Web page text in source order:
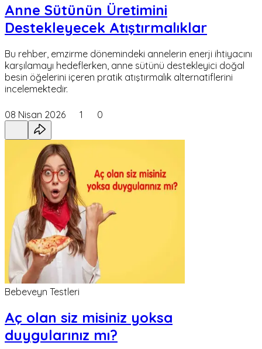
Anne Sütünün Üretimini
Destekleyecek Atıştırmalıklar
Bu rehber, emzirme dönemindeki annelerin enerji ihtiyacını
karşılamayı hedeflerken, anne sütünü destekleyici doğal
besin öğelerini içeren pratik atıştırmalık alternatiflerini
incelemektedir.
08 Nisan 2026 1 0
Bebeveyn Testleri
Aç olan siz misiniz yoksa
duygularınız mı?